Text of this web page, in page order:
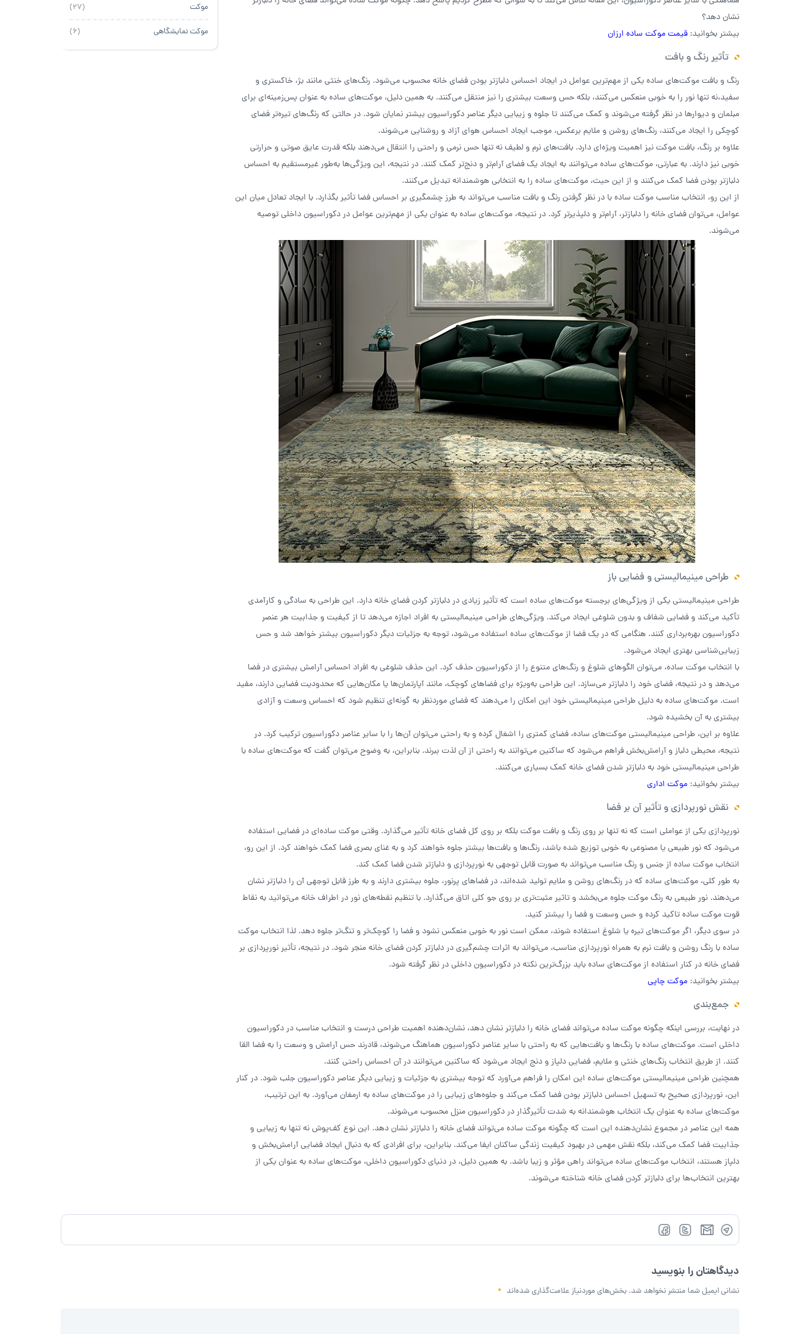
نشان دهد؟
بیشتر بخوانید: قیمت موکت ساده ارزان
تأثیر رنگ و بافت
رنگ و بافت موکت‌های ساده یکی از مهم‌ترین عوامل در ایجاد احساس دلبازتر بودن فضای خانه محسوب می‌شود. رنگ‌های خنثی مانند بژ، خاکستری و
سفید،نه تنها نور را به خوبی منعکس می‌کنند، بلکه حس وسعت بیشتری را نیز منتقل می‌کنند. به همین دلیل، موکت‌های ساده به عنوان پس‌زمینه‌ای برای
مبلمان و دیوارها در نظر گرفته می‌شوند و کمک می‌کنند تا جلوه و زیبایی دیگر عناصر دکوراسیون بیشتر نمایان شود. در حالتی که رنگ‌های تیره‌تر فضای
کوچکی را ایجاد می‌کنند، رنگ‌های روشن و ملایم برعکس، موجب ایجاد احساس هوای آزاد و روشنایی می‌شوند.
علاوه بر رنگ، بافت موکت نیز اهمیت ویژه‌ای دارد. بافت‌های نرم و لطیف نه تنها حس نرمی و راحتی را انتقال می‌دهند بلکه قدرت عایق صوتی و حرارتی
خوبی نیز دارند. به عبارتی، موکت‌های ساده می‌توانند به ایجاد یک فضای آرام‌تر و دنج‌تر کمک کنند. در نتیجه، این ویژگی‌ها به‌طور غیرمستقیم به احساس
دلبازتر بودن فضا کمک می‌کنند و از این حیث، موکت‌های ساده را به انتخابی هوشمندانه تبدیل می‌کنند.
از این رو، انتخاب مناسب موکت ساده با در نظر گرفتن رنگ و بافت مناسب می‌تواند به طرز چشمگیری بر احساس فضا تأثیر بگذارد. با ایجاد تعادل میان این
عوامل، می‌توان فضای خانه را دلبازتر، آرام‌تر و دلپذیرتر کرد. در نتیجه، موکت‌های ساده به عنوان یکی از مهم‌ترین عوامل در دکوراسیون داخلی توصیه
می‌شوند.
طراحی مینیمالیستی و فضایی باز
طراحی مینیمالیستی یکی از ویژگی‌های برجسته موکت‌های ساده است که تأثیر زیادی در دلبازتر کردن فضای خانه دارد. این طراحی به سادگی و کارآمدی
تأکید می‌کند و فضایی شفاف و بدون شلوغی ایجاد می‌کند. ویژگی‌های طراحی مینیمالیستی به افراد اجازه می‌دهد تا از کیفیت و جذابیت هر عنصر
دکوراسیون بهره‌برداری کنند. هنگامی که در یک فضا از موکت‌های ساده استفاده می‌شود، توجه به جزئیات دیگر دکوراسیون بیشتر خواهد شد و حس
زیبایی‌شناسی بهتری ایجاد می‌شود.
با انتخاب موکت ساده، می‌توان الگوهای شلوغ و رنگ‌های متنوع را از دکوراسیون حذف کرد. این حذف شلوغی به افراد احساس آرامش بیشتری در فضا
می‌دهد و در نتیجه، فضای خود را دلبازتر می‌سازد. این طراحی به‌ویژه برای فضاهای کوچک، مانند آپارتمان‌ها یا مکان‌هایی که محدودیت فضایی دارند، مفید
است. موکت‌های ساده به دلیل طراحی مینیمالیستی‌ خود این امکان را می‌دهند که فضای موردنظر به گونه‌ای تنظیم شود که احساس وسعت و آزادی
بیشتری به آن بخشیده شود.
علاوه بر این، طراحی مینیمالیستی موکت‌های ساده، فضای کمتری را اشغال کرده و به راحتی می‌توان آن‌ها را با سایر عناصر دکوراسیون ترکیب کرد. در
نتیجه، محیطی دلباز و آرامش‌بخش فراهم می‌شود که ساکنین می‌توانند به راحتی از آن لذت ببرند. بنابراین، به وضوح می‌توان گفت که موکت‌های ساده با
طراحی مینیمالیستی خود به دلبازتر شدن فضای خانه کمک بسیاری می‌کنند.
بیشتر بخوانید: موکت اداری
نقش نورپردازی و تأثیر آن بر فضا
نورپردازی یکی از عواملی است که نه تنها بر روی رنگ و بافت موکت بلکه بر روی کل فضای خانه تأثیر می‌گذارد. وقتی موکت ساده‌ای در فضایی استفاده
می‌شود که نور طبیعی یا مصنوعی به خوبی توزیع شده باشد، رنگ‌ها و بافت‌ها بیشتر جلوه خواهند کرد و به غنای بصری فضا کمک خواهند کرد. از این رو،
انتخاب موکت ساده از جنس و رنگ مناسب می‌تواند به صورت قابل توجهی به نورپردازی و دلبازتر شدن فضا کمک کند.
به طور کلی، موکت‌های ساده که در رنگ‌های روشن و ملایم تولید شده‌اند، در فضاهای پرنور، جلوه بیشتری دارند و به طرز قابل توجهی آن را دلبازتر نشان
می‌دهند. نور طبیعی به رنگ موکت جلوه می‌بخشد و تاثیر مثبت‌تری بر روی جو کلی اتاق می‌گذارد. با تنظیم نقطه‌های نور در اطراف خانه می‌توانید به نقاط
قوت موکت ساده تاکید کرده و حس وسعت و فضا را بیشتر کنید.
در سوی دیگر، اگر موکت‌های تیره یا شلوغ استفاده شوند، ممکن است نور به خوبی منعکس نشود و فضا را کوچک‌تر و تنگ‌تر جلوه دهد. لذا انتخاب موکت
ساده با رنگ روشن و بافت نرم به همراه نورپردازی مناسب، می‌تواند به اثرات چشم‌گیری در دلبازتر کردن فضای خانه منجر شود. در نتیجه، تأثیر نورپردازی بر
فضای خانه در کنار استفاده از موکت‌های ساده باید بزرگ‌ترین نکته در دکوراسیون داخلی در نظر گرفته شود.
بیشتر بخوانید: موکت چاپی
جمع‌بندی
در نهایت، بررسی اینکه چگونه موکت ساده می‌تواند فضای خانه را دلبازتر نشان دهد، نشان‌دهنده اهمیت طراحی درست و انتخاب مناسب در دکوراسیون
داخلی است. موکت‌های ساده با رنگ‌ها و بافت‌هایی که به راحتی با سایر عناصر دکوراسیون هماهنگ می‌شوند، قادرند حس آرامش و وسعت را به فضا القا
کنند. از طریق انتخاب رنگ‌های خنثی و ملایم، فضایی دلپاز و دنج ایجاد می‌شود که ساکنین می‌توانند در آن احساس راحتی کنند.
همچنین طراحی مینیمالیستی موکت‌های ساده این امکان را فراهم می‌آورد که توجه بیشتری به جزئیات و زیبایی دیگر عناصر دکوراسیون جلب شود. در کنار
این، نورپردازی صحیح به تسهیل احساس دلبازتر بودن فضا کمک می‌کند و جلوه‌های زیبایی را در موکت‌های ساده به ارمغان می‌آورد. به این ترتیب،
موکت‌های ساده به عنوان یک انتخاب هوشمندانه به شدت تأثیرگذار در دکوراسیون منزل محسوب می‌شوند.
همه این عناصر در مجموع نشان‌دهنده این است که چگونه موکت ساده می‌تواند فضای خانه را دلبازتر نشان دهد. این نوع کف‌پوش نه تنها به زیبایی و
جذابیت فضا کمک می‌کند، بلکه نقش مهمی در بهبود کیفیت زندگی ساکنان ایفا می‌کند. بنابراین، برای افرادی که به دنبال ایجاد فضایی آرامش‌بخش و
دلپاز هستند، انتخاب موکت‌های ساده می‌تواند راهی مؤثر و زیبا باشد. به همین دلیل، در دنیای دکوراسیون داخلی، موکت‌های ساده به عنوان یکی از
بهترین انتخاب‌ها برای دلبازتر کردن فضای خانه شناخته می‌شوند.
موکت (27)
موکت نمایشگاهی (6)
دیدگاهتان را بنویسید
نشانی ایمیل شما منتشر نخواهد شد. بخش‌های موردنیاز علامت‌گذاری شده‌اند *